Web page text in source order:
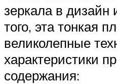
зеркала в дизайн
того, эта тонкая
великолепные
характеристики
содержания: